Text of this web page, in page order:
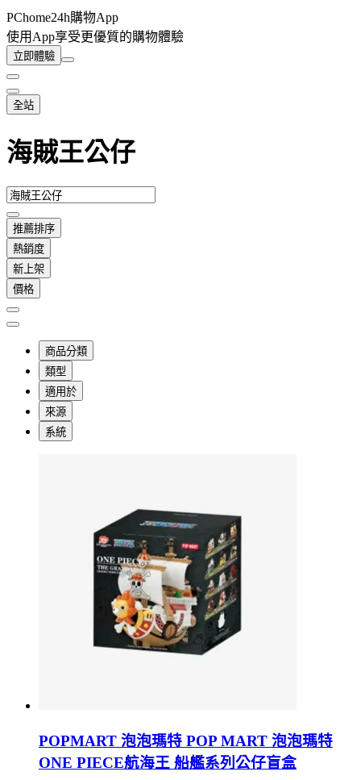
PChome24h購物App
使用App享受更優質的購物體驗
立即體驗
全站
海賊王公仔
推薦排序
熱銷度
新上架
價格
商品分類
類型
適用於
來源
系統
POPMART 泡泡瑪特 POP MART 泡泡瑪特
ONE PIECE航海王 船艦系列公仔盲盒